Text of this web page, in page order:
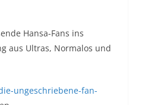
Hansa-Fans ins
aus Ultras, Normalos und
ungeschriebene-fan-